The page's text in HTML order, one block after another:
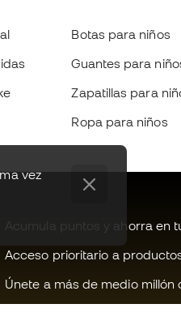
vez
Botas para niños
Guantes para
Zapatillas para
Ropa para niños
Acumula puntos y ahorra en
Acceso prioritario a
Únete a más de medio millón